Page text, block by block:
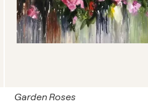
Garden Roses